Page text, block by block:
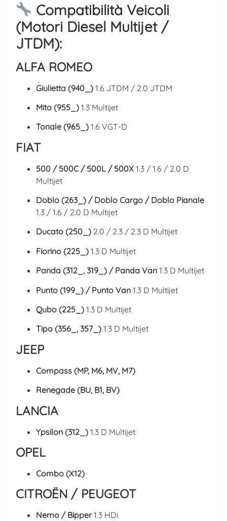
Compatibilità Veicoli
(Motori Diesel Multijet /
JTDM):
ALFA ROMEO
Giulietta (940_) 1.6 JTDM / 2.0 JTDM
Mito (955_) 1.3 Multijet
Tonale (965_) 1.6 VGT-D
FIAT
500 / 500C / 500L / 500X 1.3 / 1.6 / 2.0 D
Multijet
Doblo (263_) / Doblo Cargo / Doblo Pianale
1.3 / 1.6 / 2.0 D Multijet
Ducato (250_) 2.0 / 2.3 / 2.3 D Multijet
Fiorino (225_) 1.3 D Multijet
Panda (312_, 319_) / Panda Van 1.3 D Multijet
Punto (199_) / Punto Van 1.3 D Multijet
Qubo (225_) 1.3 D Multijet
Tipo (356_, 357_) 1.3 D Multijet
JEEP
Compass (MP, M6, MV, M7)
Renegade (BU, B1, BV)
LANCIA
Ypsilon (312_) 1.3 D Multijet
OPEL
Combo (X12)
CITROËN / PEUGEOT
Nemo / Bipper1.3 HDi